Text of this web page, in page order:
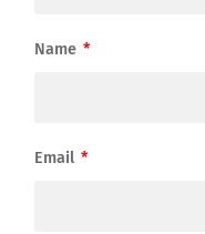
Name *
Email *